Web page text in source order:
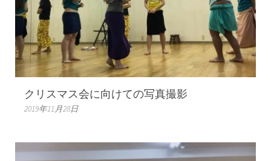
クリスマス会に向けての写真撮影
2019年11月28日